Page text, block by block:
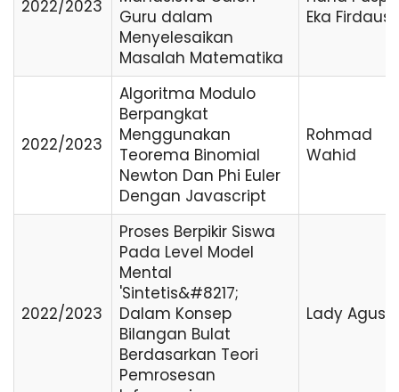
2022/2023
Guru dalam
Menyelesaikan
Masalah Matematika
Eka Firdaus
2022/2023
Algoritma Modulo
Berpangkat
Menggunakan
Teorema Binomial
Newton Dan Phi Euler
Dengan Javascript
Rohmad
Wahid
2022/2023
Proses Berpikir Siswa
Pada Level Model
Mental
'Sintetis&#8217;
Dalam Konsep
Bilangan Bulat
Berdasarkan Teori
Pemrosesan
Lady